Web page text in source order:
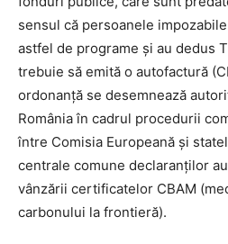
sensul că persoanele
astfel de programe și au dedus
trebuie să emită o autofactură
ordonanță se desemnează
România în cadrul procedurii
între Comisia Europeană și
centrale comune declaranților
vânzării certificatelor CBAM
carbonului la frontieră).